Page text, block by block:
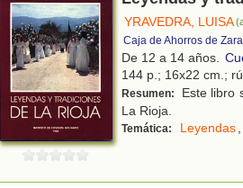
YRAVEDRA, LUISA
Caja de Ahorros de
De 12 a 14 años.
144 p.; 16x22 cm.;
Resumen:
Este libro
La Rioja.
Temática: Leyendas,